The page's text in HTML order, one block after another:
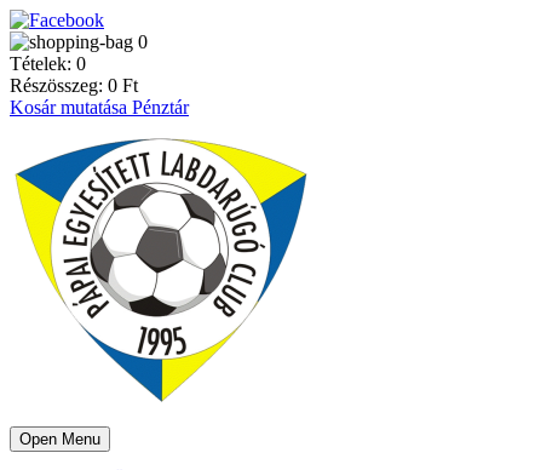
0
Tételek: 0
Részösszeg: 0 Ft
Kosár mutatása Pénztár
Open Menu